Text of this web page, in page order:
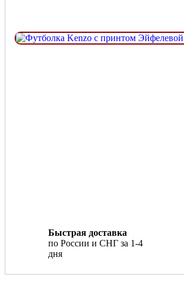
Быстрая доставка
по России и СНГ за 1-4
дня